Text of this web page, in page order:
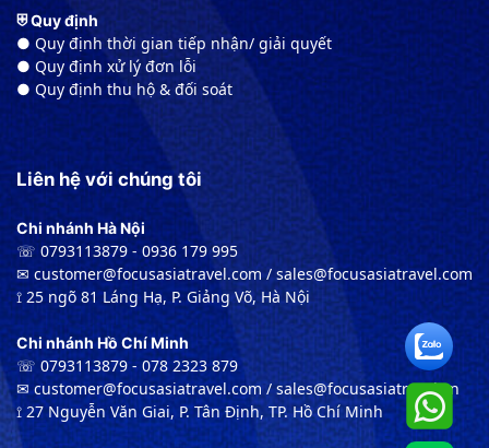
⛨ Quy định
● Quy định thời gian tiếp nhận/ giải quyết
● Quy định xử lý đơn lỗi
● Quy định thu hộ & đối soát
Liên hệ với chúng tôi
Chi nhánh Hà Nội
☏ 0793113879 - 0936 179 995
✉︎ customer@focusasiatravel.com / sales@focusasiatravel.com
⟟ 25 ngõ 81 Láng Hạ, P. Giảng Võ, Hà Nội
Chi nhánh Hồ Chí Minh
☏ 0793113879 - 078 2323 879
✉︎ customer@focusasiatravel.com / sales@focusasiatravel.vn
⟟ 27 Nguyễn Văn Giai, P. Tân Định, TP. Hồ Chí Minh